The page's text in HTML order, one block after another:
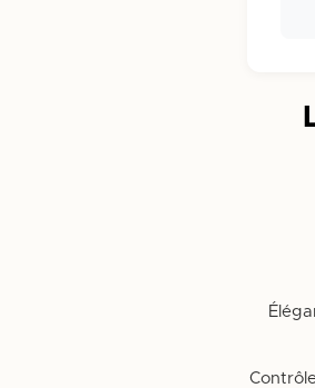
✔️
✔️